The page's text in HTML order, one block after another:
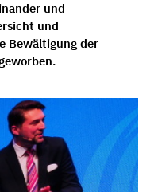
und
und
Bewältigung der